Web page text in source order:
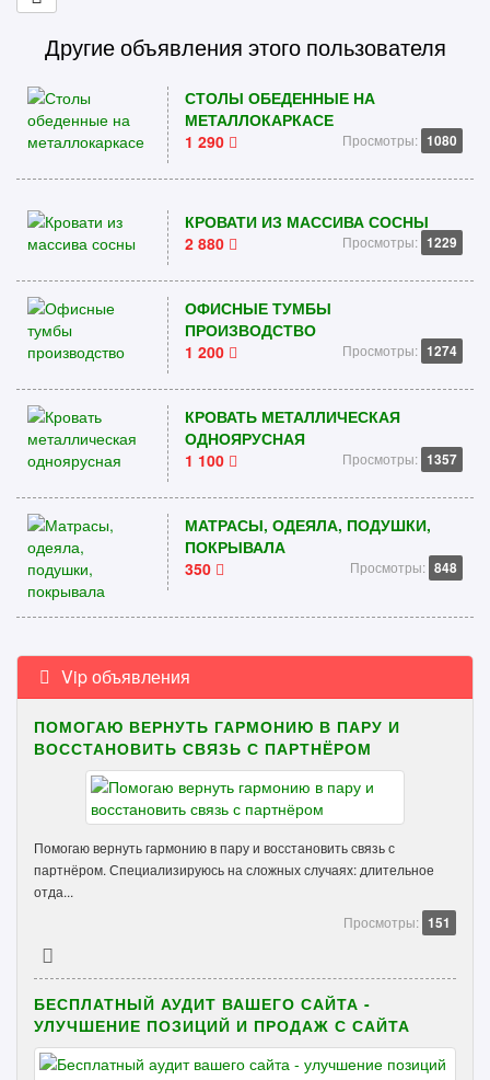
Другие объявления этого пользователя
СТОЛЫ ОБЕДЕННЫЕ НА
МЕТАЛЛОКАРКАСЕ
1 290
Просмотры: 1080
КРОВАТИ ИЗ МАССИВА СОСНЫ
2 880
Просмотры: 1229
ОФИСНЫЕ ТУМБЫ
ПРОИЗВОДСТВО
1 200
Просмотры: 1274
КРОВАТЬ МЕТАЛЛИЧЕСКАЯ
ОДНОЯРУСНАЯ
1 100
Просмотры: 1357
МАТРАСЫ, ОДЕЯЛА, ПОДУШКИ,
ПОКРЫВАЛА
350
Просмотры: 848
Vip объявления
ПОМОГАЮ ВЕРНУТЬ ГАРМОНИЮ В ПАРУ И
ВОССТАНОВИТЬ СВЯЗЬ С ПАРТНЁРОМ
Помогаю вернуть гармонию в пару и восстановить связь с
партнёром. Специализируюсь на сложных случаях: длительное
отда...
Просмотры: 151
БЕСПЛАТНЫЙ АУДИТ ВАШЕГО САЙТА -
УЛУЧШЕНИЕ ПОЗИЦИЙ И ПРОДАЖ С САЙТА